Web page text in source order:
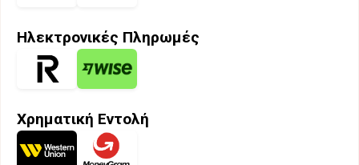
Ηλεκτρονικές Πληρωμές
Χρηματική Εντολή